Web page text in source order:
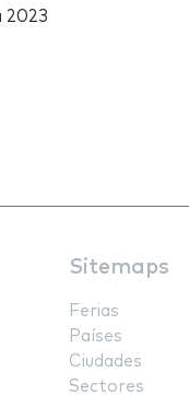
2023
Sitemaps
Ferias
Países
Ciudades
Sectores